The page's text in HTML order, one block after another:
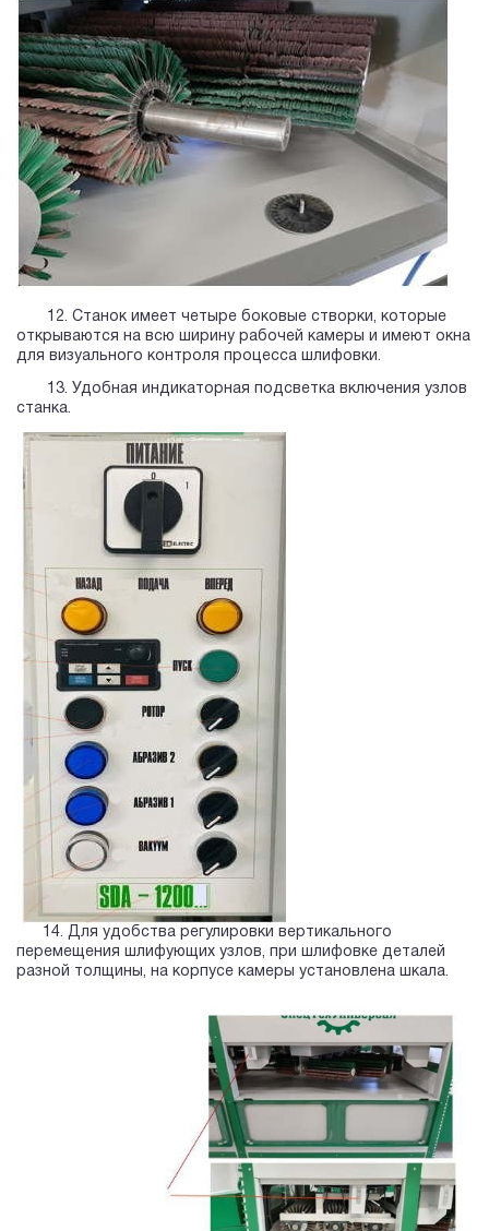
12. Станок имеет четыре боковые створки, которые
открываются на всю ширину рабочей камеры и имеют окна
для визуального контроля процесса шлифовки.
13. Удобная индикаторная подсветка включения узлов
станка.
14. Для удобства регулировки вертикального
перемещения шлифующих узлов, при шлифовке деталей
разной толщины, на корпусе камеры установлена шкала.